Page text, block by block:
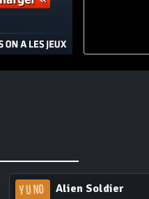
Alien Soldier